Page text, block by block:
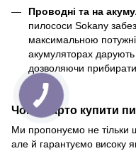
Проводні та на
пилососи Sokany
максимальною
акумуляторах
дозволяючи
Чому варто купити
Ми пропонуємо не тільки
але й гарантуємо високу